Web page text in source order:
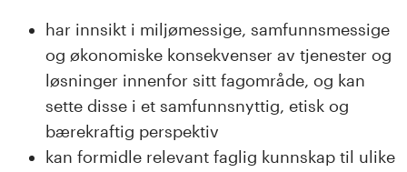
har innsikt i miljømessige, samfunnsmessige
og økonomiske konsekvenser av tjenester og
løsninger innenfor sitt fagområde, og kan
sette disse i et samfunnsnyttig, etisk og
bærekraftig perspektiv
kan formidle relevant faglig kunnskap til ulike